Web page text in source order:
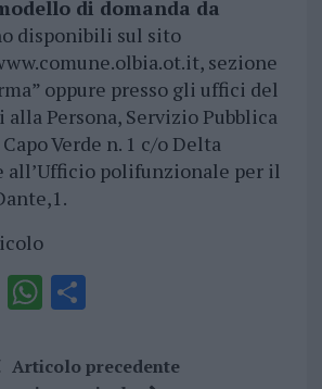
di domanda da
disponibili sul sito
sezione
oppure presso gli uffici del
Persona, Servizio Pubblica
Verde n. 1 c/o Delta
all’Ufficio polifunzionale per il
W
at
S
a
Articolo precedente